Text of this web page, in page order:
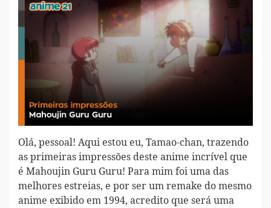
Olá, pessoal! Aqui estou eu, Tamao-chan, trazendo
as primeiras impressões deste anime incrível que
é Mahoujin Guru Guru! Para mim foi uma das
melhores estreias, e por ser um remake do mesmo
anime exibido em 1994, acredito que será uma